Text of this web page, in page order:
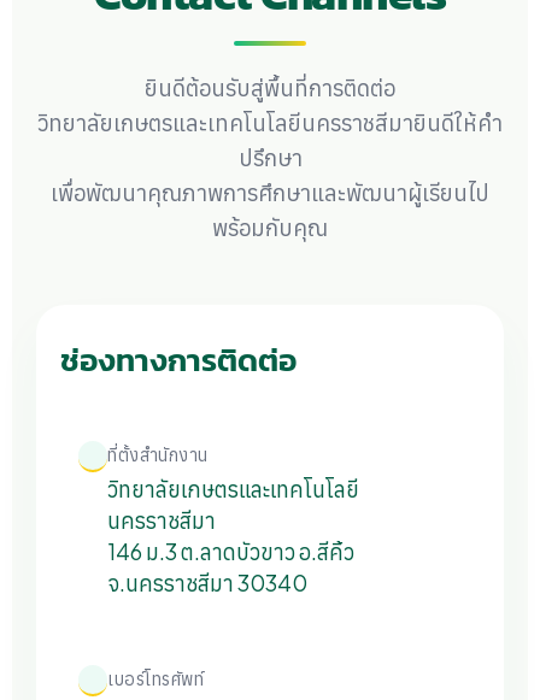
ยินดีต้อนรับสู่พื้นที่การติดต่อ
วิทยาลัยเกษตรและเทคโนโลยีนครราชสีมายินดีให้คำ
ปรึกษา
เพื่อพัฒนาคุณภาพการศึกษาและพัฒนาผู้เรียนไป
พร้อมกับคุณ
ช่องทางการติดต่อ
ที่ตั้งสำนักงาน
วิทยาลัยเกษตรและเทคโนโลยี
นครราชสีมา
146 ม.3 ต.ลาดบัวขาว อ.สีคิ้ว
จ.นครราชสีมา 30340
เบอร์โทรศัพท์